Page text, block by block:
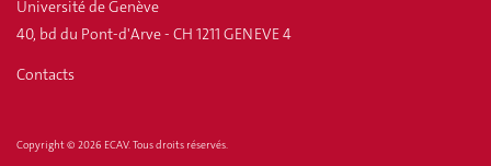
Université de Genève
40, bd du Pont-d'Arve - CH 1211 GENEVE 4
Contacts
Copyright © 2026 ECAV. Tous droits réservés.